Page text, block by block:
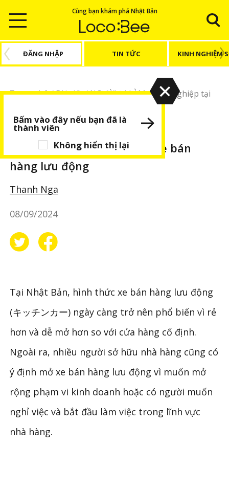
Cùng bạn khám phá Nhật Bản
ĐĂNG NHẬP TIN TỨC KINH NGHIỆM
Trang chủ/Bài viết/NGƯỜI ĐI LÀM/ Khởi nghiệp tại
NGƯỜI ĐI LÀM BÀI VIẾT NỔI BẬT
Khởi nghiệp tại Nhật bằng xe bán
hàng lưu động
Thanh Nga
08/09/2024
Tại Nhật Bản, hình thức xe bán hàng lưu động
(キッチンカー) ngày càng trở nên phổ biến vì rẻ
hơn và dễ mở hơn so với cửa hàng cố định.
Ngoài ra, nhiều người sở hữu nhà hàng cũng có
ý định mở xe bán hàng lưu động vì muốn mở
rộng phạm vi kinh doanh hoặc có người muốn
nghỉ việc và bắt đầu làm việc trong lĩnh vực
nhà hàng.
Không hiển thị lại
Bấm vào đây nếu bạn đã là
thành viên